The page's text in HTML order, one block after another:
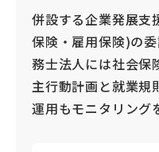
併設する企業発展支
保険・雇用保険)の
務士法人には社会保
主行動計画と就業規
運用もモニタリング